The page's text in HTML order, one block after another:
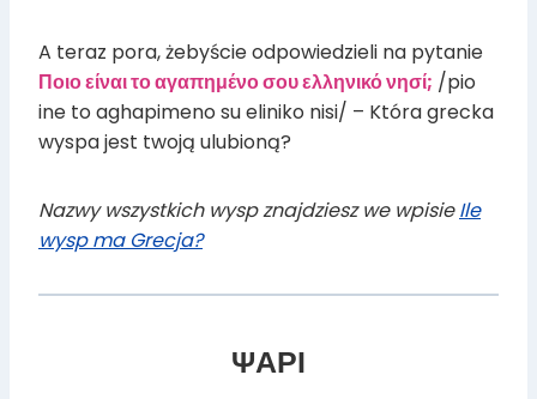
A teraz pora, żebyście odpowiedzieli na pytanie
Ποιο είναι το αγαπημένο σου ελληνικό νησί; /pio
ine to aghapimeno su eliniko nisi/ – Która grecka
wyspa jest twoją ulubioną?
Nazwy wszystkich wysp znajdziesz we wpisieIle
wysp ma Grecja?
ΨΑΡΙ